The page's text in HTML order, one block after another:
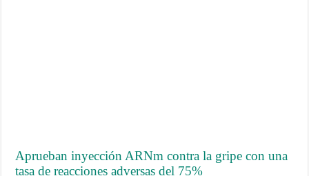
Aprueban inyección ARNm contra la gripe con una
tasa de reacciones adversas del 75%